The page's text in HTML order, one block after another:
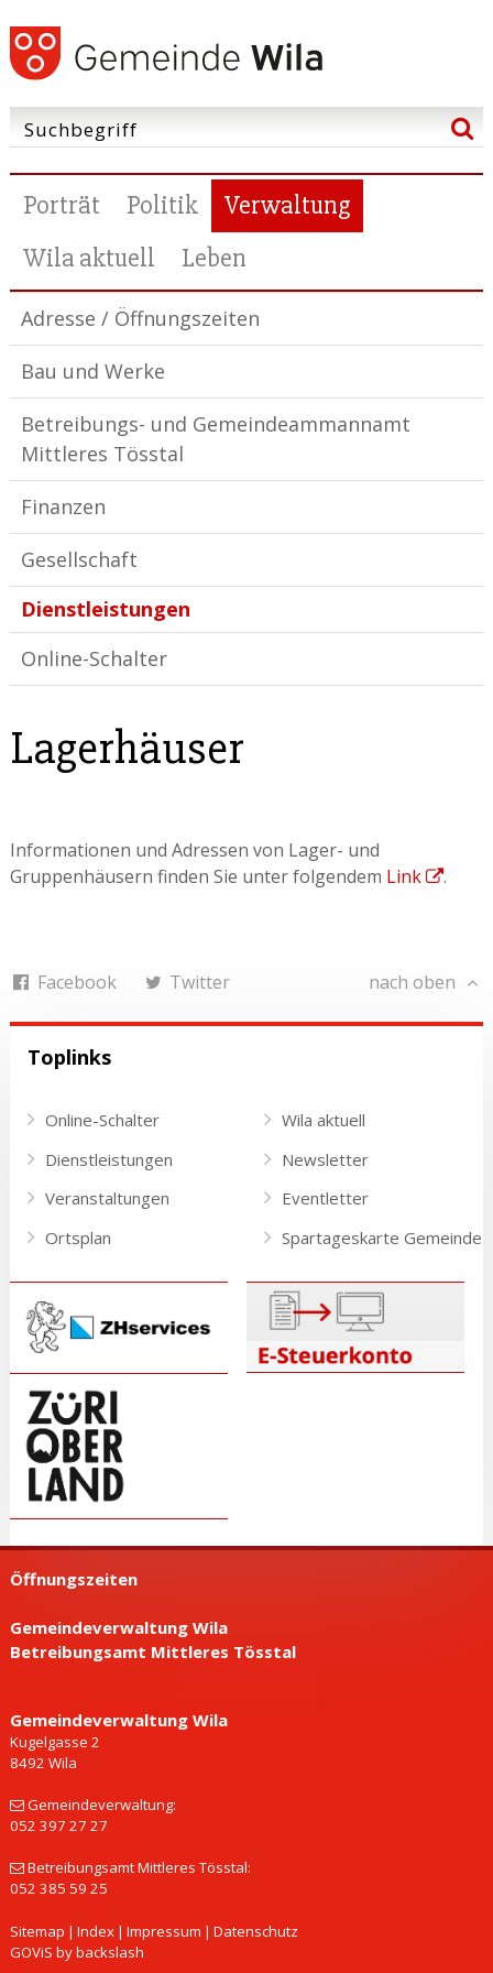
Porträt Politik
Verwaltung
Wila aktuell
Leben
Adresse / Öffnungszeiten
Bau und Werke
Betreibungs- und Gemeindeammannamt
Mittleres Tösstal
Finanzen
Gesellschaft
Dienstleistungen
Online-Schalter
Lagerhäuser
Informationen und Adressen von Lager- und
Gruppenhäusern finden Sie unter folgendem Link .
Facebook Twitter nach oben
Toplinks
Online-Schalter
Dienstleistungen
Veranstaltungen
Ortsplan
Wila aktuell
Newsletter
Eventletter
Spartageskarte Gemeinde
Öffnungszeiten
Gemeindeverwaltung Wila
Betreibungsamt Mittleres Tösstal
Gemeinde­verwaltung Wila
Kugelgasse 2
8492 Wila
Gemeindeverwaltung:
052 397 27 27
Betreibungsamt Mittleres Tösstal:
052 385 59 25
Sitemap | Index| Impressum | Datenschutz
GOViS bybackslash